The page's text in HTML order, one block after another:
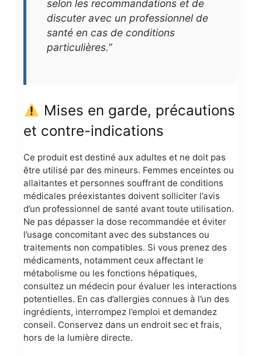
selon les recommandations et de
discuter avec un professionnel de
santé en cas de conditions
particulières.”
Mises en garde, précautions
et contre-indications
Ce produit est destiné aux adultes et ne doit pas
être utilisé par des mineurs. Femmes enceintes ou
allaitantes et personnes souffrant de conditions
médicales préexistantes doivent solliciter l’avis
d’un professionnel de santé avant toute utilisation.
Ne pas dépasser la dose recommandée et éviter
l’usage concomitant avec des substances ou
traitements non compatibles. Si vous prenez des
médicaments, notamment ceux affectant le
métabolisme ou les fonctions hépatiques,
consultez un médecin pour évaluer les interactions
potentielles. En cas d’allergies connues à l’un des
ingrédients, interrompez l’emploi et demandez
conseil. Conservez dans un endroit sec et frais,
hors de la lumière directe.